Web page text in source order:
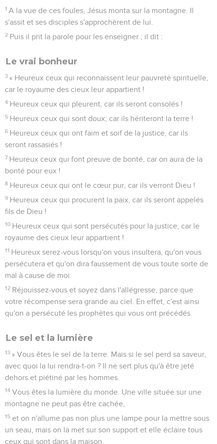
1 A la vue de ces foules, Jésus monta sur la montagne. Il
s'assit et ses disciples s'approchèrent de lui.
2 Puis il prit la parole pour les enseigner ; il dit :
Le vrai bonheur
3 « Heureux ceux qui reconnaissent leur pauvreté spirituelle,
car le royaume des cieux leur appartient !
4 Heureux ceux qui pleurent, car ils seront consolés !
5 Heureux ceux qui sont doux, car ils hériteront la terre !
6 Heureux ceux qui ont faim et soif de la justice, car ils
seront rassasiés !
7 Heureux ceux qui font preuve de bonté, car on aura de la
bonté pour eux !
8 Heureux ceux qui ont le cœur pur, car ils verront Dieu !
9 Heureux ceux qui procurent la paix, car ils seront appelés
fils de Dieu !
10 Heureux ceux qui sont persécutés pour la justice, car le
royaume des cieux leur appartient !
11 Heureux serez-vous lorsqu'on vous insultera, qu'on vous
persécutera et qu'on dira faussement de vous toute sorte de
mal à cause de moi.
12 Réjouissez-vous et soyez dans l'allégresse, parce que
votre récompense sera grande au ciel. En effet, c'est ainsi
qu'on a persécuté les prophètes qui vous ont précédés.
Le sel et la lumière
13 » Vous êtes le sel de la terre. Mais si le sel perd sa saveur,
avec quoi la lui rendra-t-on ? Il ne sert plus qu'à être jeté
dehors et piétiné par les hommes.
14 Vous êtes la lumière du monde. Une ville située sur une
montagne ne peut pas être cachée,
15 et on n'allume pas non plus une lampe pour la mettre sous
un seau, mais on la met sur son support et elle éclaire tous
ceux qui sont dans la maison.